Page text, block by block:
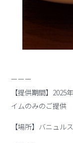
ーーー
【提供期間】
イムのみのご提供
【場所】バニュル